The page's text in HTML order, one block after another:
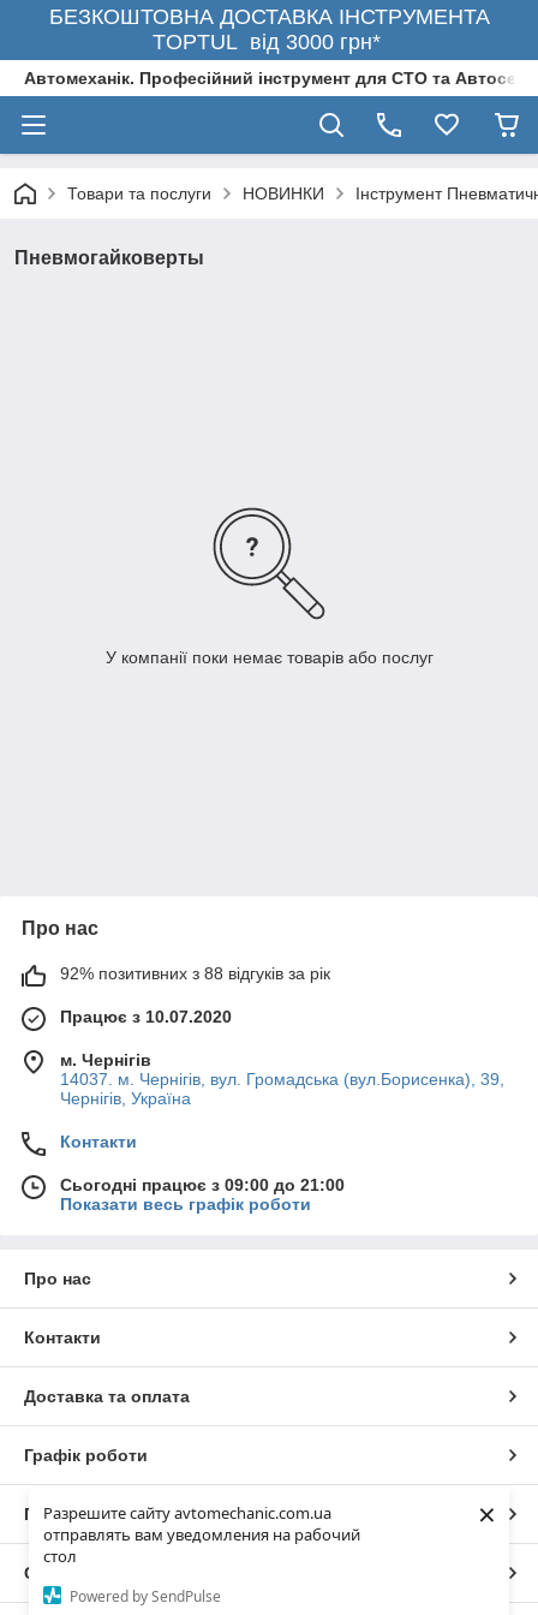
Разрешите сайту avtomechanic.com.ua
отправлять вам уведомления на рабочий
стол
Powered by SendPulse
×
БЕЗКОШТОВНА ДОСТАВКА ІНСТРУМЕНТА
TOPTUL від 3000 грн*
Автомеханік. Професійний інструмент для СТО та
Товари та послуги НОВИНКИ Інструмент
Пневмогайковерты
У компанії поки немає товарів або послуг
Про нас
92% позитивних з 88 відгуків за рік
Працює з 10.07.2020
м. Чернігів
14037. м. Чернігів, вул. Громадська (вул.Борисенка), 39,
Чернігів, Україна
Контакти
Сьогодні працює з 09:00 до 21:00
Показати весь графік роботи
Про нас
Контакти
Доставка та оплата
Графік роботи
Повна версія сайту
Сайт створено на маркетплейсі